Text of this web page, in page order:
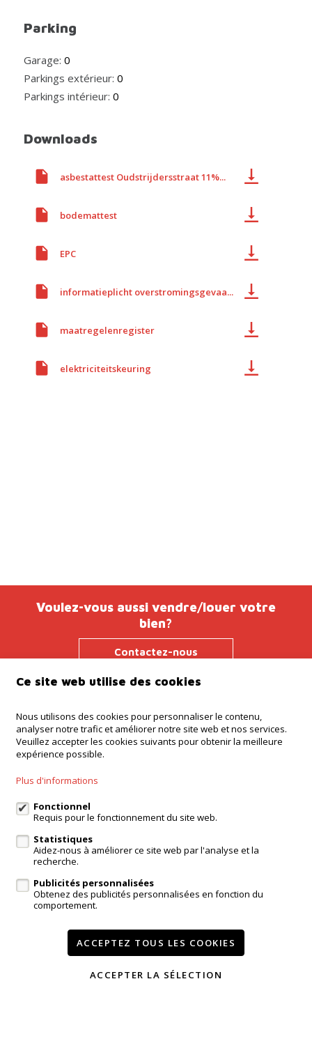
Parking
Garage: 0
Parkings extérieur: 0
Parkings intérieur: 0
Downloads
asbestattest Oudstrijdersstraat 11%...
bodemattest
EPC
informatieplicht overstromingsgevaa...
maatregelenregister
elektriciteitskeuring
Voulez-vous aussi vendre/louer votre
bien?
Contactez-nous
Agence Ninove
Onderwijslaan 45, 9400 Ninove
Agence Dilbeek
Agence Kampenhout
Zeypestraat 52B, Kampenhout
login propriétaire
A vendre A louer Réferences
Contact
Services
Témoignages
Modifier mes préférences cookies
Vie privée
powered by Whise
Ce site web utilise des cookies
Nous utilisons des cookies pour personnaliser le contenu,
analyser notre trafic et améliorer notre site web et nos services.
Veuillez accepter les cookies suivants pour obtenir la meilleure
expérience possible.
Plus d'informations
Fonctionnel
Requis pour le fonctionnement du site web.
Statistiques
Aidez-nous à améliorer ce site web par l'analyse et la
recherche.
Publicités personnalisées
Obtenez des publicités personnalisées en fonction du
comportement.
ACCEPTEZ TOUS LES COOKIES
ACCEPTER LA SÉLECTION